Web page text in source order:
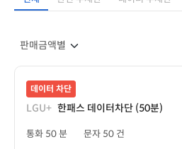
데이터 차단
LGU+ 한패스 데이터차단 (50분)
통화 50 분 문자 50 건